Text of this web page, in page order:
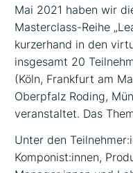
Mai 2021 haben wir
Masterclass-Reihe
kurzerhand in den
insgesamt 20
(Köln, Frankfurt am
Oberpfalz Roding,
veranstaltet. Das
Unter den
Komponist:innen,